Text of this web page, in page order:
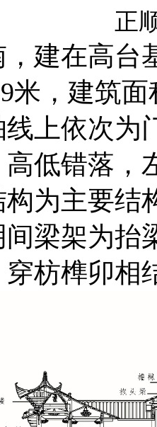
正
建在高台
米，建筑
线上依次为
低错落，
为主要结
梁架为抬
枋榫卯相